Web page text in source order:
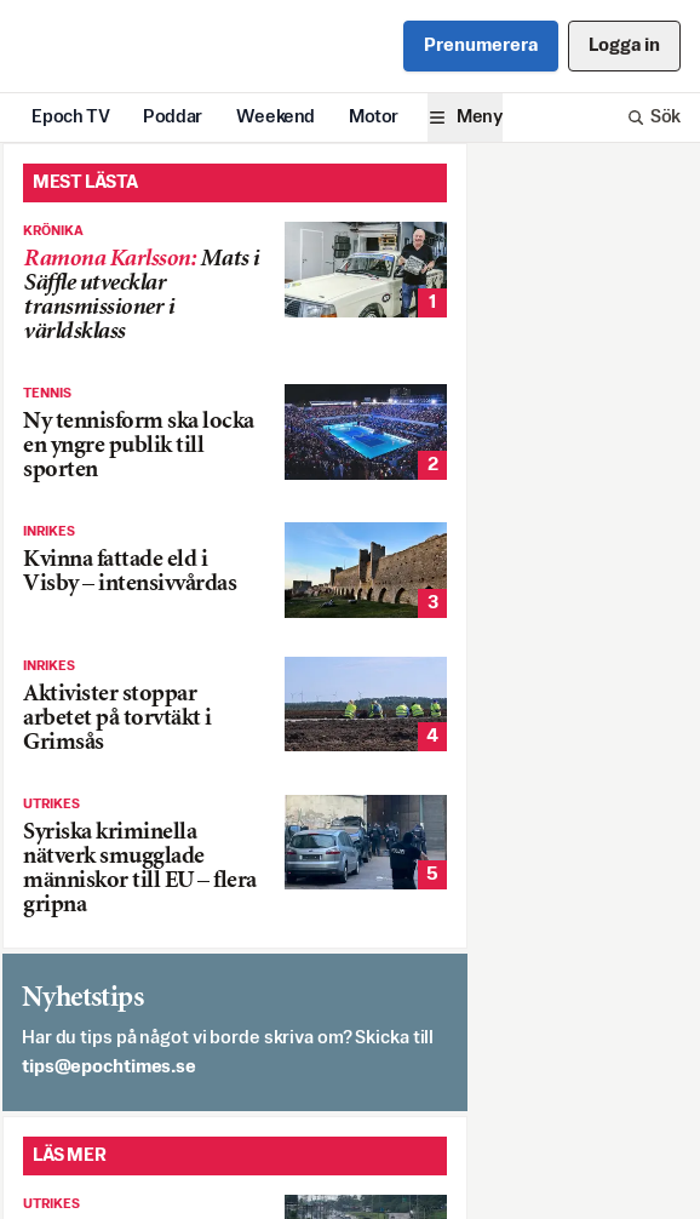
Prenumerera Logga in
Epoch TV Poddar Weekend Motor Meny Sök
MEST LÄSTA
KRÖNIKA
Ramona Karlsson:Mats i
Säffle utvecklar
transmissioner i
världsklass
1
TENNIS
Ny tennisform ska locka
en yngre publik till
sporten
2
INRIKES
Kvinna fattade eld i
Visby – intensivvårdas
3
INRIKES
Aktivister stoppar
arbetet på torvtäkt i
Grimsås
4
UTRIKES
Syriska kriminella
nätverk smugglade
människor till EU – flera
gripna
5
Nyhetstips
Har du tips på något vi borde skriva om? Skicka till
es.semithcope@spit
LÄS MER
UTRIKES